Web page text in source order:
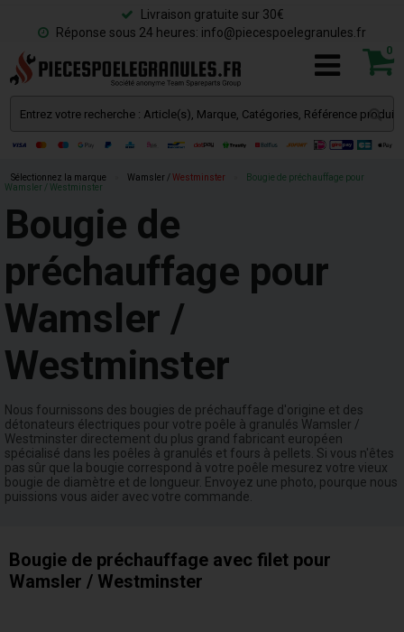
Livraison gratuite sur 30€
Réponse sous 24 heures: info@piecespoelegranules.fr
0
Sélectionnez la marque Wamsler /Westminster
Bougie de préchauffage pour
Wamsler / Westminster
Bougie de
préchauffage pour
Wamsler /
Westminster
Nous fournissons des bougies de préchauffage d'origine et des
détonateurs électriques pour votre poêle à granulés Wamsler /
Westminster directement du plus grand fabricant européen
spécialisé dans les poêles à granulés et fours à pellets. Si vous n'êtes
pas sûr que la bougie correspond à votre poêle mesurez votre vieux
bougie de diamètre et de longueur. Envoyez une photo, pourque nous
puissions vous aider avec votre commande.
Bougie de préchauffage avec filet pour
Wamsler / Westminster